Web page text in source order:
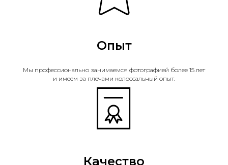
Опыт
Мы профессионально занимаемся фотографией более 15 лет
и имеем за плечами колоссальный опыт.
Качество